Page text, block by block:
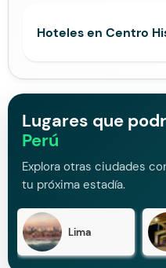
Hoteles en Centro
Lugares que
Perú
Explora otras ciudades
tu próxima estadía.
Lima